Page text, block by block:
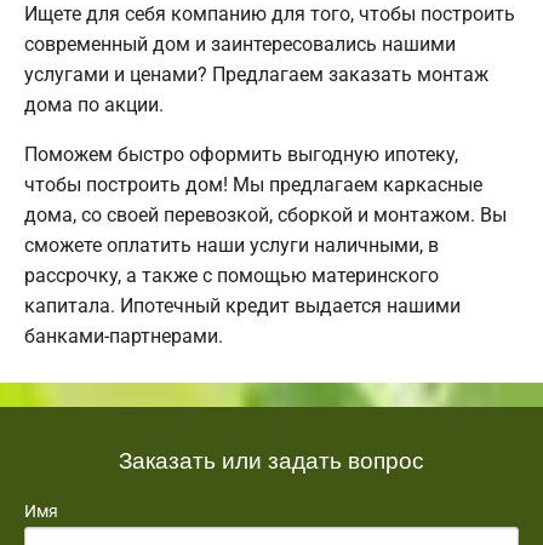
Ищете для себя компанию для того, чтобы построить
современный дом и заинтересовались нашими
услугами и ценами? Предлагаем заказать монтаж
дома по акции.
Поможем быстро оформить выгодную ипотеку,
чтобы построить дом! Мы предлагаем каркасные
дома, со своей перевозкой, сборкой и монтажом. Вы
сможете оплатить наши услуги наличными, в
рассрочку, а также с помощью материнского
капитала. Ипотечный кредит выдается нашими
банками-партнерами.
Заказать или задать вопрос
Имя